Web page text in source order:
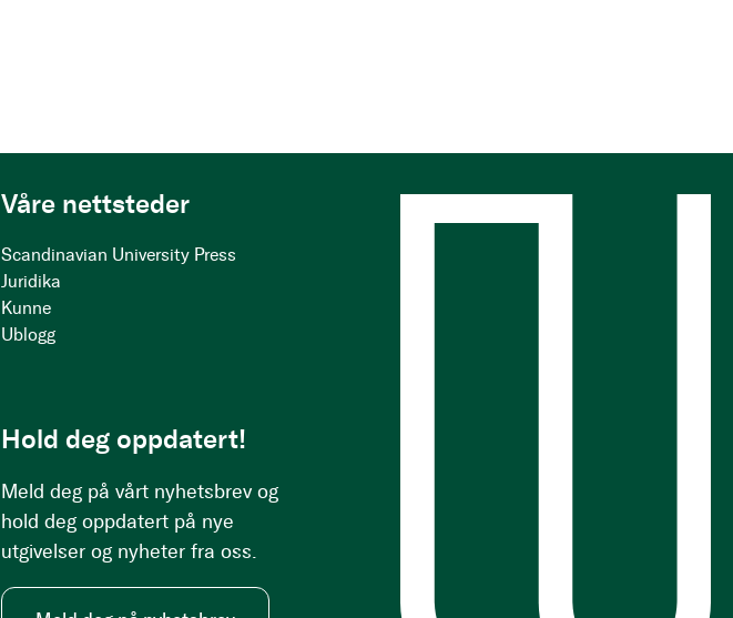
Våre nettsteder
Scandinavian University Press
Juridika
Kunne
Ublogg
Hold deg oppdatert!
Meld deg på vårt nyhetsbrev og
hold deg oppdatert på nye
utgivelser og nyheter fra oss.